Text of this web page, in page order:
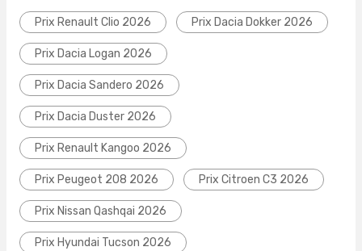
Prix Renault Clio 2026 Prix Dacia Dokker 2026
Prix Dacia Logan 2026
Prix Dacia Sandero 2026
Prix Dacia Duster 2026
Prix Renault Kangoo 2026
Prix Peugeot 208 2026 Prix Citroen C3 2026
Prix Nissan Qashqai 2026
Prix Hyundai Tucson 2026